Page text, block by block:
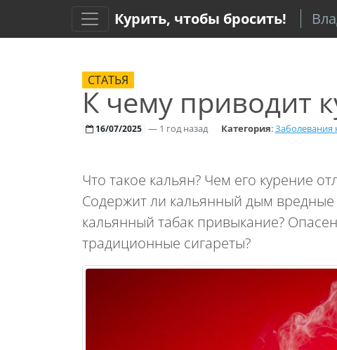
Курить, чтобы бросить!
СТАТЬЯ
К чему приводит
16/07/2025 —1 год назад Категория:
Что такое кальян? Чем его курение
Содержит ли кальянный дым
кальянный табак привыкание?
традиционные сигареты?